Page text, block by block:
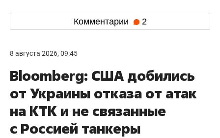
Комментарии 2
8 августа 2026, 09:45
Bloomberg: США добились
от Украины отказа от атак
на КТК и не связанные
с Россией танкеры